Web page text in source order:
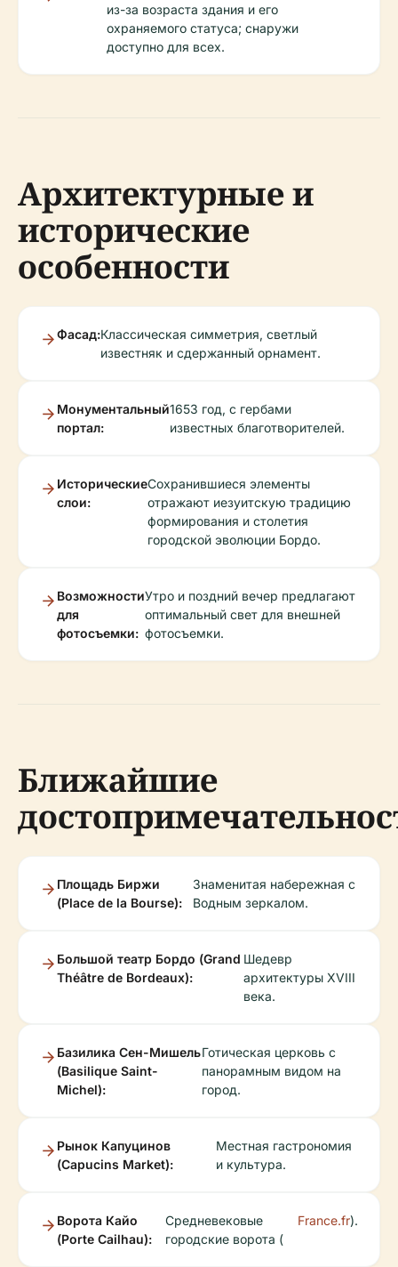
из-за возраста здания и его
охраняемого статуса; снаружи
доступно для всех.
Архитектурные и
исторические
особенности
Фасад:Классическая симметрия, светлый
известняк и сдержанный орнамент.
Монументальный
портал:
1653 год, с гербами
известных благотворителей.
Исторические
слои:
Сохранившиеся элементы
отражают иезуитскую традицию
формирования и столетия
городской эволюции Бордо.
Возможности
для
фотосъемки:
Утро и поздний вечер предлагают
оптимальный свет для внешней
фотосъемки.
Ближайшие
Площадь Биржи
(Place de la Bourse):
Знаменитая набережная с
Водным зеркалом.
Большой театр Бордо (Grand
Théâtre de Bordeaux):
Шедевр
архитектуры XVIII
века.
Базилика Сен-Мишель
(Basilique Saint-
Michel):
Готическая церковь с
панорамным видом на
город.
Рынок Капуцинов
(Capucins Market):
Местная гастрономия
и культура.
Ворота Кайо
(Porte Cailhau):
Средневековые
городские ворота (
France.fr).